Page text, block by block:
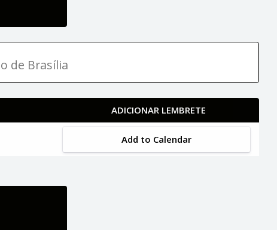
de Brasília
ADICIONAR LEMBRETE
Add to Calendar